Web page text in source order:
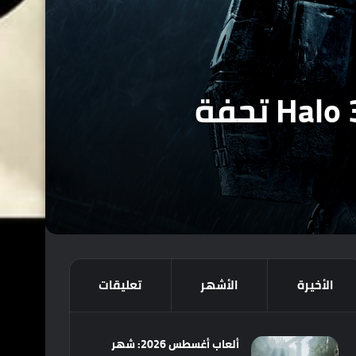
الاحتفال بمرور 15 عام على اصدار لعبة Halo 3: ODST تحفة
الأخيرة الأشهر تعليقات
ألعاب أغسطس 2026: شهر